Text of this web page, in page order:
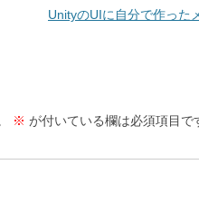
UnityのUIに自分で作った
※ が付いている欄は必須項目で